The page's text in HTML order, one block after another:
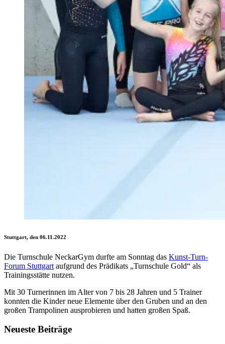
Stuttgart, den 06.11.2022
Die Turnschule NeckarGym durfte am Sonntag das Kunst-Turn-
Forum Stuttgart aufgrund des Prädikats „Turnschule Gold“ als
Trainingsstätte nutzen.
Mit 30 Turnerinnen im Alter von 7 bis 28 Jahren und 5 Trainer
konnten die Kinder neue Elemente über den Gruben und an den
großen Trampolinen ausprobieren und hatten großen Spaß.
Neueste Beiträge